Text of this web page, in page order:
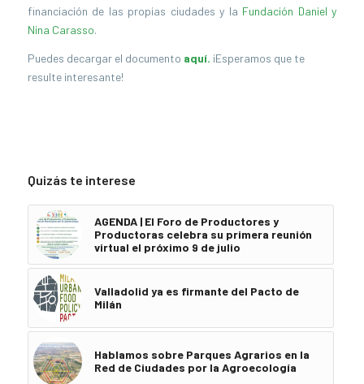
financiación de las propias ciudades y la Fundación Daniel y
Nina Carasso.
Puedes decargar el documento aquí. ¡Esperamos que te
resulte interesante!
Quizás te interese
AGENDA | El Foro de Productores y
Productoras celebra su primera reunión
virtual el próximo 9 de julio
Valladolid ya es firmante del Pacto de
Milán
Hablamos sobre Parques Agrarios en la
Red de Ciudades por la Agroecología